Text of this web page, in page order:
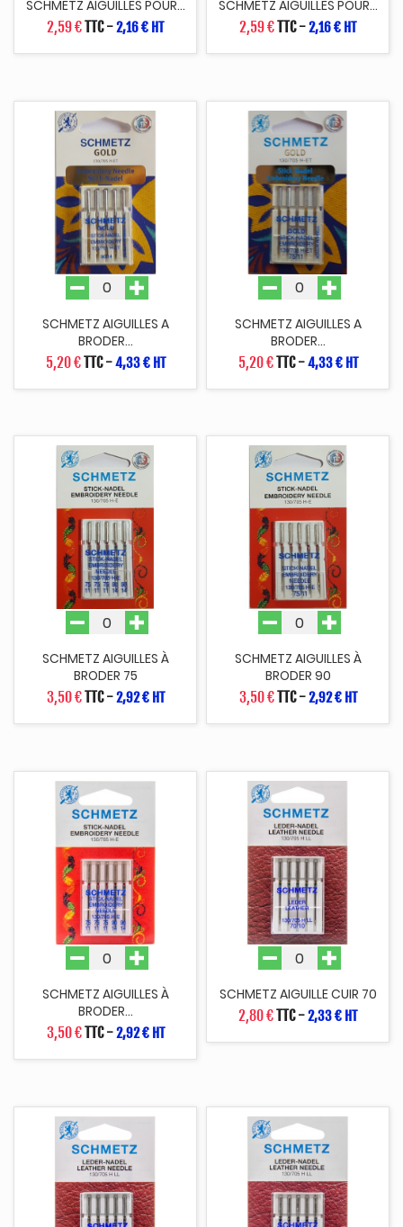
SCHMETZ AIGUILLES POUR...
2,59 €TTC-2,16 € HT
SCHMETZ AIGUILLES POUR...
2,59 €TTC-2,16 € HT
SCHMETZ AIGUILLES A
BRODER...
5,20 €TTC-4,33 € HT
SCHMETZ AIGUILLES A
BRODER...
5,20 €TTC-4,33 € HT
SCHMETZ AIGUILLES À
BRODER 75
3,50 €TTC-2,92 € HT
SCHMETZ AIGUILLES À
BRODER 90
3,50 €TTC-2,92 € HT
SCHMETZ AIGUILLES À
BRODER...
3,50 €TTC-2,92 € HT
SCHMETZ AIGUILLE CUIR 70
2,80 €TTC-2,33 € HT